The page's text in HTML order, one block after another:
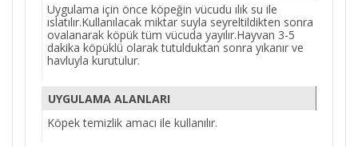
Uygulama için önce köpeğin vücudu ılık su ile
ıslatılır.Kullanılacak miktar suyla seyreltildikten sonra
ovalanarak köpük tüm vücuda yayılır.Hayvan 3-5
dakika köpüklü olarak tutulduktan sonra yıkanır ve
havluyla kurutulur.
UYGULAMA ALANLARI
Köpek temizlik amacı ile kullanılır.